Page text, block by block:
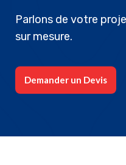
Parlons de votre
sur mesure.
Demander un Devis